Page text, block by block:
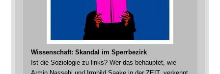
Wissenschaft: Skandal im Sperrbezirk
Ist die Soziologie zu links? Wer das behauptet, wie